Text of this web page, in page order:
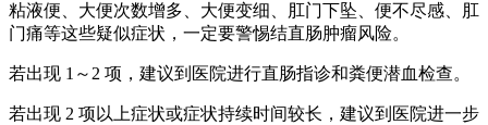
粘液便、大便次数增多、大便变细、肛门下坠、便不尽感、肛
门痛等这些疑似症状，一定要警惕结直肠肿瘤风险。
若出现 1～2 项，建议到医院进行直肠指诊和粪便潜血检查。
若出现 2 项以上症状或症状持续时间较长，建议到医院进一步